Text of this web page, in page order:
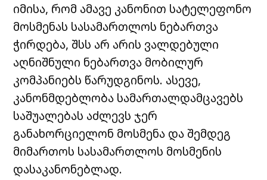
იმისა, რომ ამავე კანონით სატელეფონო
მოსმენას სასამართლოს ნებართვა
ჭირდება, შსს არ არის ვალდებული
აღნიშნული ნებართვა მობილურ
კომპანიებს წარუდგინოს. ასევე,
კანონმდებლობა სამართალდამცავებს
საშუალებას აძლევს ჯერ
განახორციელონ მოსმენა და შემდეგ
მიმართოს სასამართლოს მოსმენის
დასაკანონებლად.